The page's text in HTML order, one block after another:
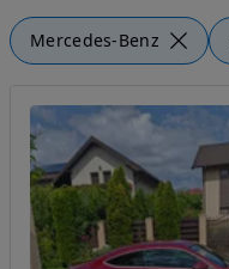
Mercedes-Benz